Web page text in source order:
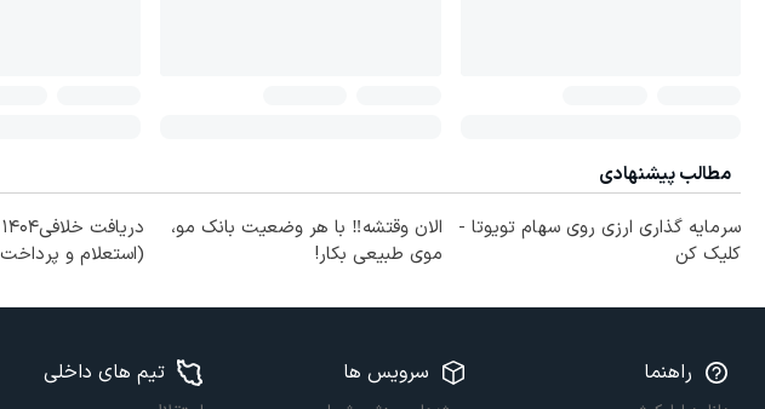
مطالب پیشنهادی
سرمایه گذاری ارزی روی سهام تویوتا -
کلیک کن
الان وقتشه‼️ با هر وضعیت بانک مو،
موی طبیعی بکار!
(استعلام و
راهنما سرویس ها تیم های داخلی